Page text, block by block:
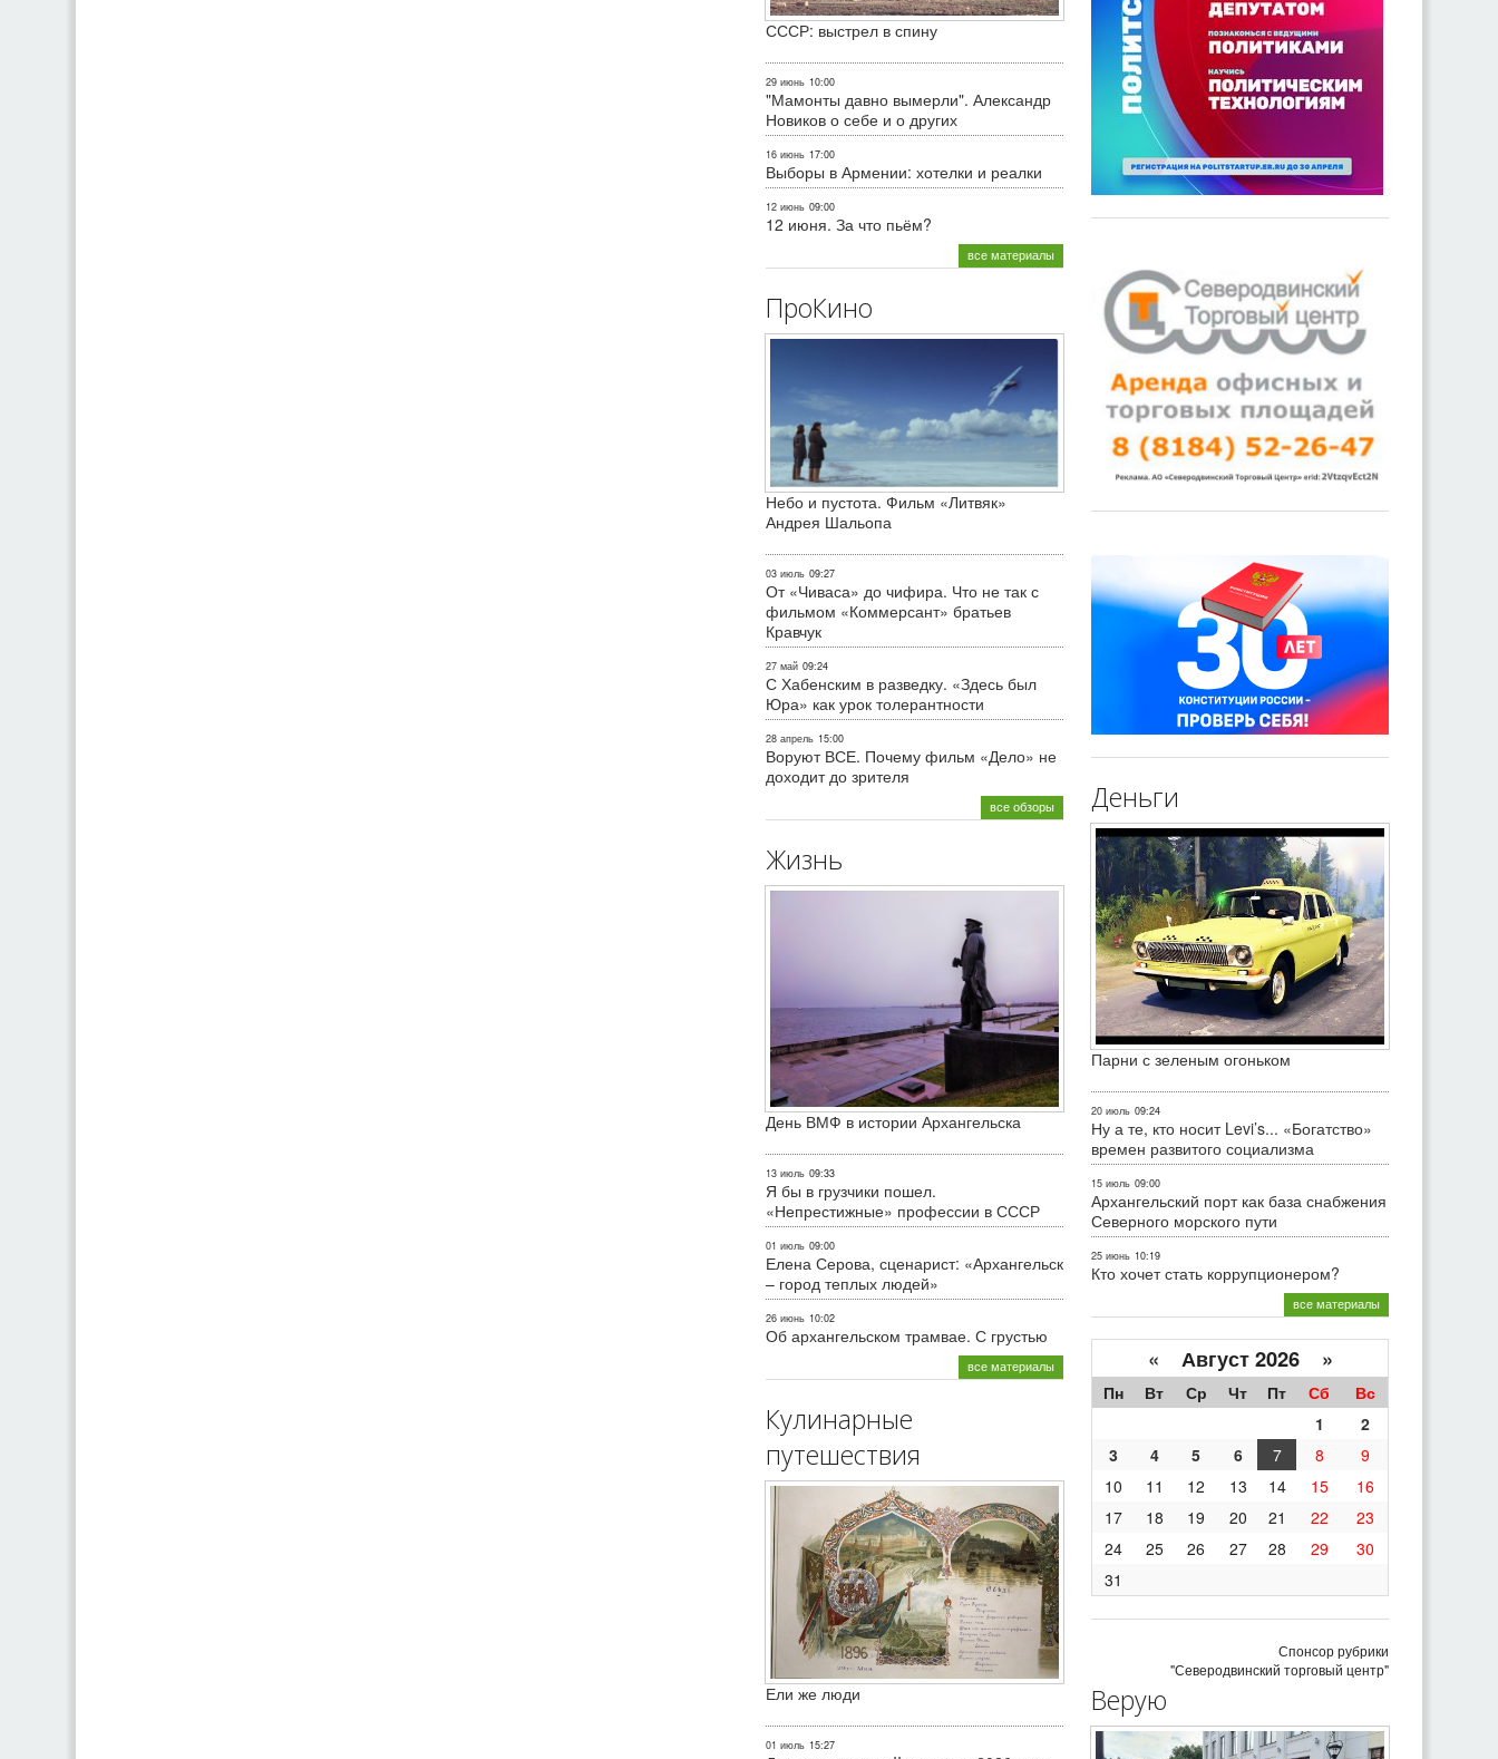
СССР: выстрел в спину
29 июнь 10:00
"Мамонты давно вымерли". Александр
Новиков о себе и о других
16 июнь 17:00
Выборы в Армении: хотелки и реалки
12 июнь 09:00
12 июня. За что пьём?
все материалы
ПроКино
Небо и пустота. Фильм «Литвяк»
Андрея Шальопа
03 июль 09:27
От «Чиваса» до чифира. Что не так с
фильмом «Коммерсант» братьев
Кравчук
27 май 09:24
С Хабенским в разведку. «Здесь был
Юра» как урок толерантности
28 апрель 15:00
Воруют ВСЕ. Почему фильм «Дело» не
доходит до зрителя
все обзоры
Жизнь
День ВМФ в истории Архангельска
13 июль 09:33
Я бы в грузчики пошел.
«Непрестижные» профессии в СССР
01 июль 09:00
Елена Серова, сценарист: «Архангельск
– город теплых людей»
26 июнь 10:02
Об архангельском трамвае. С грустью
все материалы
Кулинарные
путешествия
Ели же люди
01 июль 15:27
Деньги
Парни с зеленым огоньком
20 июль 09:24
Ну а те, кто носит Levi’s... «Богатство»
времен развитого социализма
15 июль 09:00
Архангельский порт как база снабжения
Северного морского пути
25 июнь 10:19
Кто хочет стать коррупционером?
все материалы
« Август 2026 »
Пн Вт Ср Чт Пт Сб
Вс
1
2
3
4 5 6 7 8
9
10
11 12 13 14 15
16
17
18 19 20 21 22
23
24
25 26 27 28 29
30
31
Спонсор рубрики
"Северодвинский торговый центр"
Верую